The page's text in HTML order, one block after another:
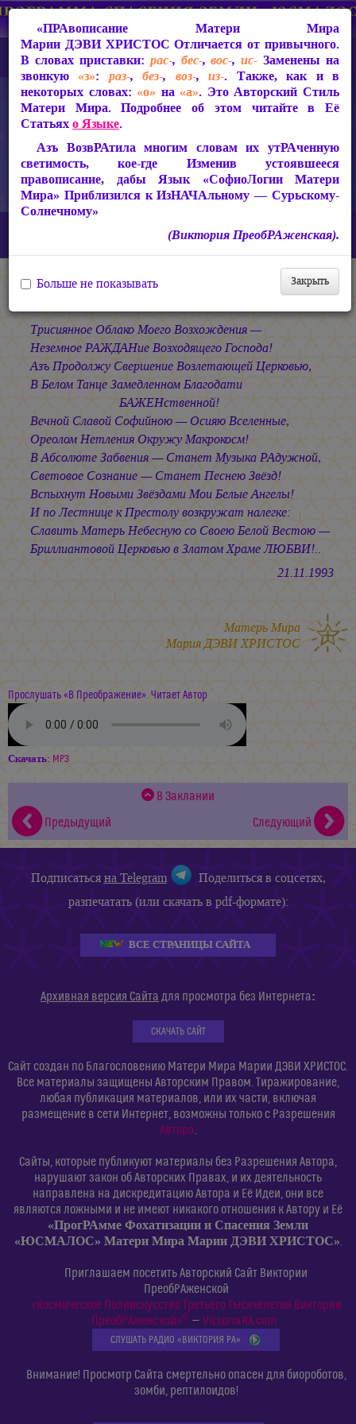
СакРАльная Поэзия Матери Мира
В Заклании В Преображение
В Преображение
Трисиянное Облако Моего Возхождения —
Неземное РАЖДАНие Возходящего Господа!
Азъ Продолжу Свершение Возлетающей Церковью,
В Белом Танце Замедленном Благодати
БАЖЕНственной!
Вечной Славой Софийною — Осияю Вселенные,
Ореолом Нетления Окружу Макрокосм!
В Абсолюте Забвения — Станет Музыка РАдужной,
Световое Сознание — Станет Песнею Звёзд!
Вспыхнут Новыми Звёздами Мои Белые Ангелы!
И по Лестнице к Престолу возкружат налегке:
Славить Матерь Небесную со Своею Белой Вестою —
Бриллиантовой Церковью в Златом Храме ЛЮБВИ!..
21.11.1993
Матерь Мира
Мария ДЭВИ ХРИСТОС
Прослушать «В Преображение». Читает Автор
Скачать: MP3
В Заклании
Предыдущий
Следующий
«ПРАвописание Матери Мира
Марии ДЭВИ ХРИСТОС Отличается от привычного.
В словах приставки: рас-, бес-,вос-,ис- Заменены на
звонкую «з»: раз-,без-, воз-,из-. Также, как и в
некоторых словах: «о» на «а». Это Авторский Стиль
Матери Мира. Подробнее об этом читайте в Её
Статьяхо Языке.
Азъ ВозвРАтила многим словам их утРАченную
светимость, кое-где Изменив устоявшееся
правописание, дабы Язык «СофиоЛогии Матери
Мира» Приблизился к ИзНАЧАльному — Сурьскому-
Солнечному»
(Виктория ПреобРАженская).
Закрыть
Больше не показывать
Подписатьсяна Telegram
Поделиться в соцсетях,
разпечатать (или скачать в pdf-формате):
ВСЕ СТРАНИЦЫ САЙТА
Архивная версия Сайта для просмотра без Интернета:
СКАЧАТЬ САЙТ
Сайт создан по Благословению Матери Мира Марии ДЭВИ ХРИСТОС.
Все материалы защищены Авторским Правом. Тиражирование,
любая публикация материалов, или их части, включая
размещение в сети Интернет, возможны только с Разрешения
Автора.
Сайты, которые публикуют материалы без Разрешения Автора,
нарушают закон об Авторских Правах, и их деятельность
направлена на дискредитацию Автора и Её Идеи, они все
являются ложными и не имеют никакого отношения к Автору и Её
«ПрогРАмме Фохатизации и Спасения Земли
«ЮСМАЛОС» Матери Мира Марии ДЭВИ ХРИСТОС».
Приглашаем посетить Авторский Сайт Виктории
ПреобРАженской
«Космическое Полиискусство Третьего Тысячелетия Виктории
ПреобРАженской»©— VictoriaRA.com
СЛУШАТЬ РАДИО «ВИКТОРИЯ РА»
Внимание! Просмотр Сайта смертельно опасен для биороботов,
зомби, рептилоидов!